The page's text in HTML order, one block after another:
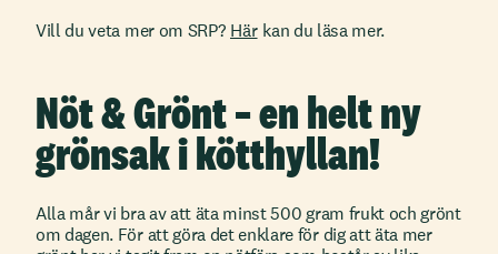
Vill du veta mer om SRP? Här kan du läsa mer.
Nöt & Grönt – en helt ny
grönsak i kötthyllan!
Alla mår vi bra av att äta minst 500 gram frukt och grönt
om dagen. För att göra det enklare för dig att äta mer